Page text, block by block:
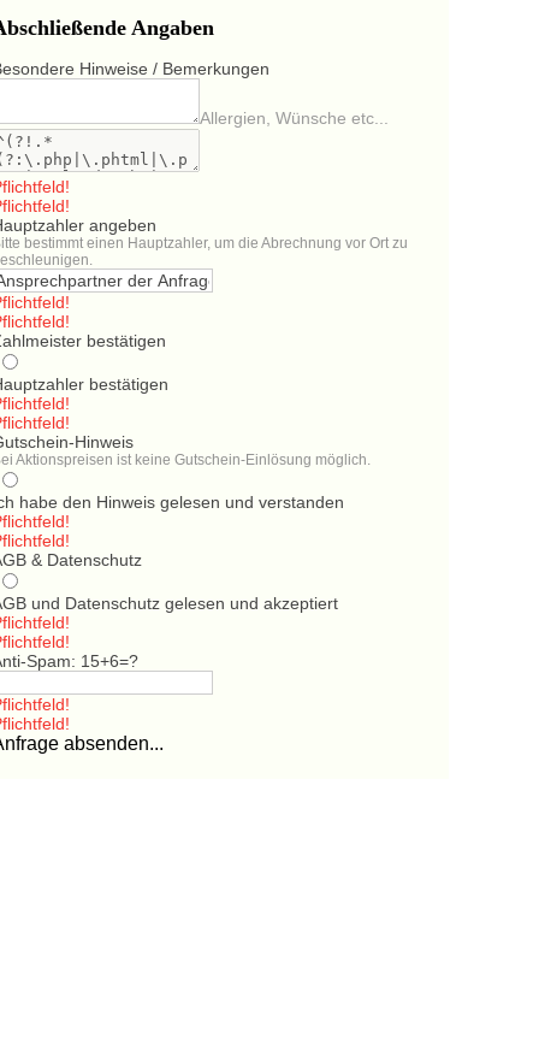
Angaben
Hinweise / Bemerkungen
Allergien, Wünsche etc...
angeben
bestimmt einen Hauptzahler, um die Abrechnung vor Ort zu
bestätigen
bestätigen
Hinweis
Aktionspreisen ist keine Gutschein-Einlösung möglich.
habe den Hinweis gelesen und verstanden
& Datenschutz
und Datenschutz gelesen und akzeptiert
Spam: 15+6=?
absenden...